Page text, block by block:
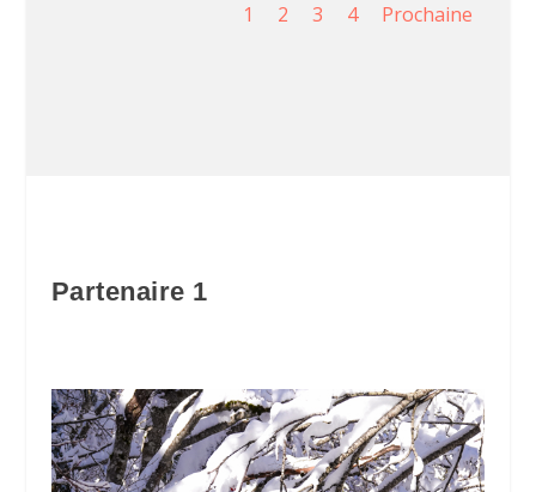
1 2 3 4 Prochaine
Partenaire 1